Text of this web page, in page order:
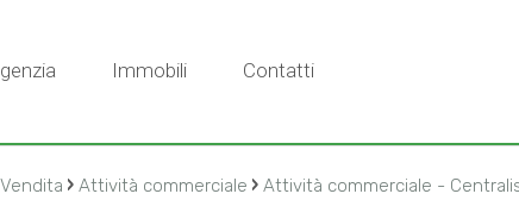
Immobili Contatti
Vendita › Attività commerciale › Attività commerciale -